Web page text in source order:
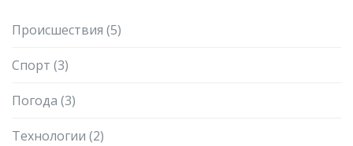
Происшествия (5)
Спорт (3)
Погода (3)
Технологии (2)